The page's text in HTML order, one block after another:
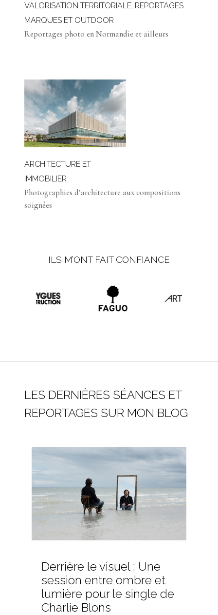
VALORISATION TERRITORIALE, REPORTAGES
MARQUES ET OUTDOOR
Reportages photo en Normandie et ailleurs
ARCHITECTURE ET
IMMOBILIER
Photographies d’architecture aux compositions
soignées
ILS M’ONT FAIT CONFIANCE
LES DERNIÈRES SÉANCES ET
REPORTAGES SUR MON BLOG
Derrière le visuel : Une
session entre ombre et
lumière pour le single de
Charlie Blons